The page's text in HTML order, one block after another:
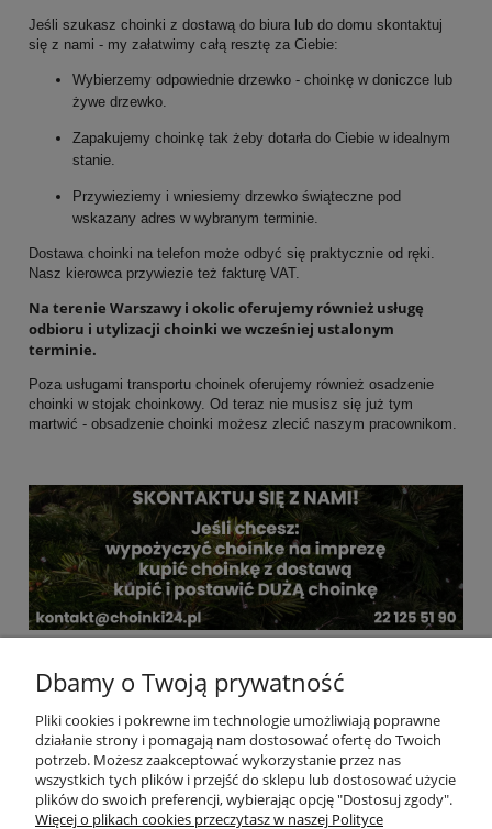
Jeśli szukasz choinki z dostawą do biura lub do domu skontaktuj
się z nami - my załatwimy całą resztę za Ciebie:
Wybierzemy odpowiednie drzewko - choinkę w doniczce lub
żywe drzewko.
Zapakujemy choinkę tak żeby dotarła do Ciebie w idealnym
stanie.
Przywieziemy i wniesiemy drzewko świąteczne pod
wskazany adres w wybranym terminie.
Dostawa choinki na telefon może odbyć się praktycznie od ręki.
Nasz kierowca przywiezie też fakturę VAT.
Na terenie Warszawy i okolic oferujemy również usługę
odbioru i utylizacji choinki we wcześniej ustalonym
terminie.
Poza usługami transportu choinek oferujemy również osadzenie
choinki w stojak choinkowy. Od teraz nie musisz się już tym
martwić - obsadzenie choinki możesz zlecić naszym pracownikom.
POMOC
MOJE KONTO
PŁATNOŚCI I DOSTAWA
Dbamy o Twoją prywatność
Pliki cookies i pokrewne im technologie umożliwiają poprawne
działanie strony i pomagają nam dostosować ofertę do Twoich
potrzeb. Możesz zaakceptować wykorzystanie przez nas
wszystkich tych plików i przejść do sklepu lub dostosować użycie
plików do swoich preferencji, wybierając opcję "Dostosuj zgody".
Więcej o plikach cookies przeczytasz w naszej Polityce